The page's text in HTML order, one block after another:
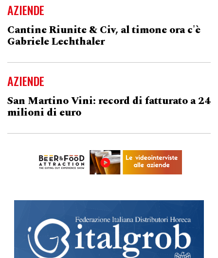
AZIENDE
Cantine Riunite & Civ, al timone ora c'è
Gabriele Lechthaler
AZIENDE
San Martino Vini: record di fatturato a 24
milioni di euro